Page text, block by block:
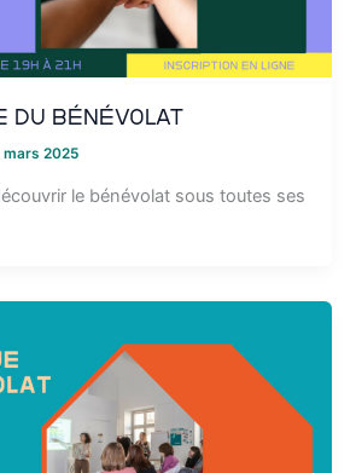
du bénévolat
mars 2025
le bénévolat sous toutes ses